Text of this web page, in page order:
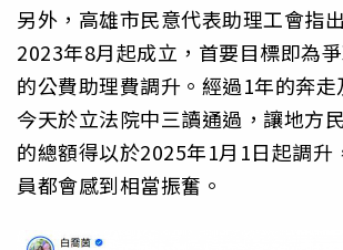
另外，高雄市民意代表助理工會指
2023年8月起成立，首要目標即為
的公費助理費調升。經過1年的奔
今天於立法院中三讀通過，讓地方
的總額得以於2025年1月1日起調升
員都會感到相當振奮。